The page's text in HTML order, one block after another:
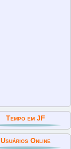
Tempo em JF
Usuários Online